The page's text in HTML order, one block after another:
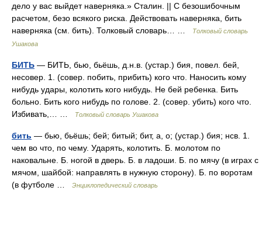
дело у вас выйдет наверняка.» Сталин. || С безошибочным
расчетом, безо всякого риска. Действовать наверняка, бить
наверняка (см. бить). Толковый словарь… …
Толковый словарь
Ушакова
БИТЬ — БИТЬ, бью, бьёшь, д.н.в. (устар.) бия, повел. бей,
несовер. 1. (совер. побить, прибить) кого что. Наносить кому
нибудь удары, колотить кого нибудь. Не бей ребенка. Бить
больно. Бить кого нибудь по голове. 2. (совер. убить) кого что.
Избивать,… …
Толковый словарь Ушакова
бить — бью, бьёшь; бей; битый; бит, а, о; (устар.) бия; нсв. 1.
чем во что, по чему. Ударять, колотить. Б. молотом по
наковальне. Б. ногой в дверь. Б. в ладоши. Б. по мячу (в играх с
мячом, шайбой: направлять в нужную сторону). Б. по воротам
(в футболе …
Энциклопедический словарь